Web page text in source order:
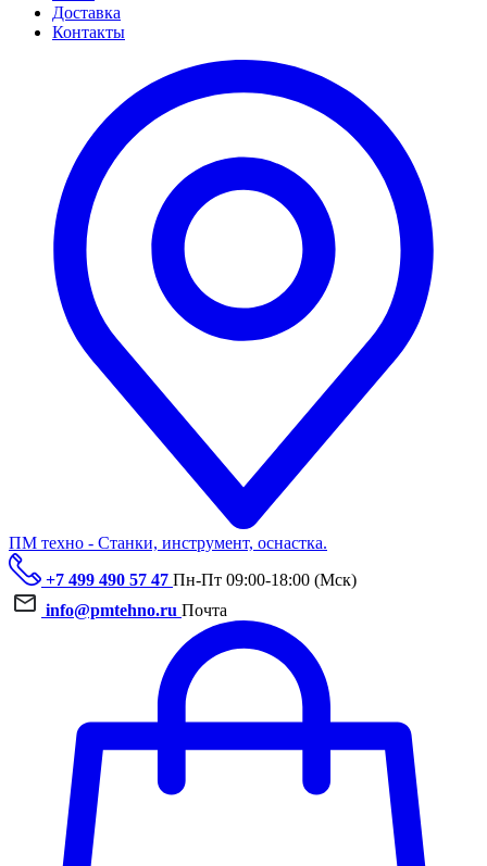
Доставка
Контакты
ПМ техно - Станки, инструмент, оснастка.
+7 499 490 57 47 Пн-Пт 09:00-18:00 (Мск)
info@pmtehno.ru Почта